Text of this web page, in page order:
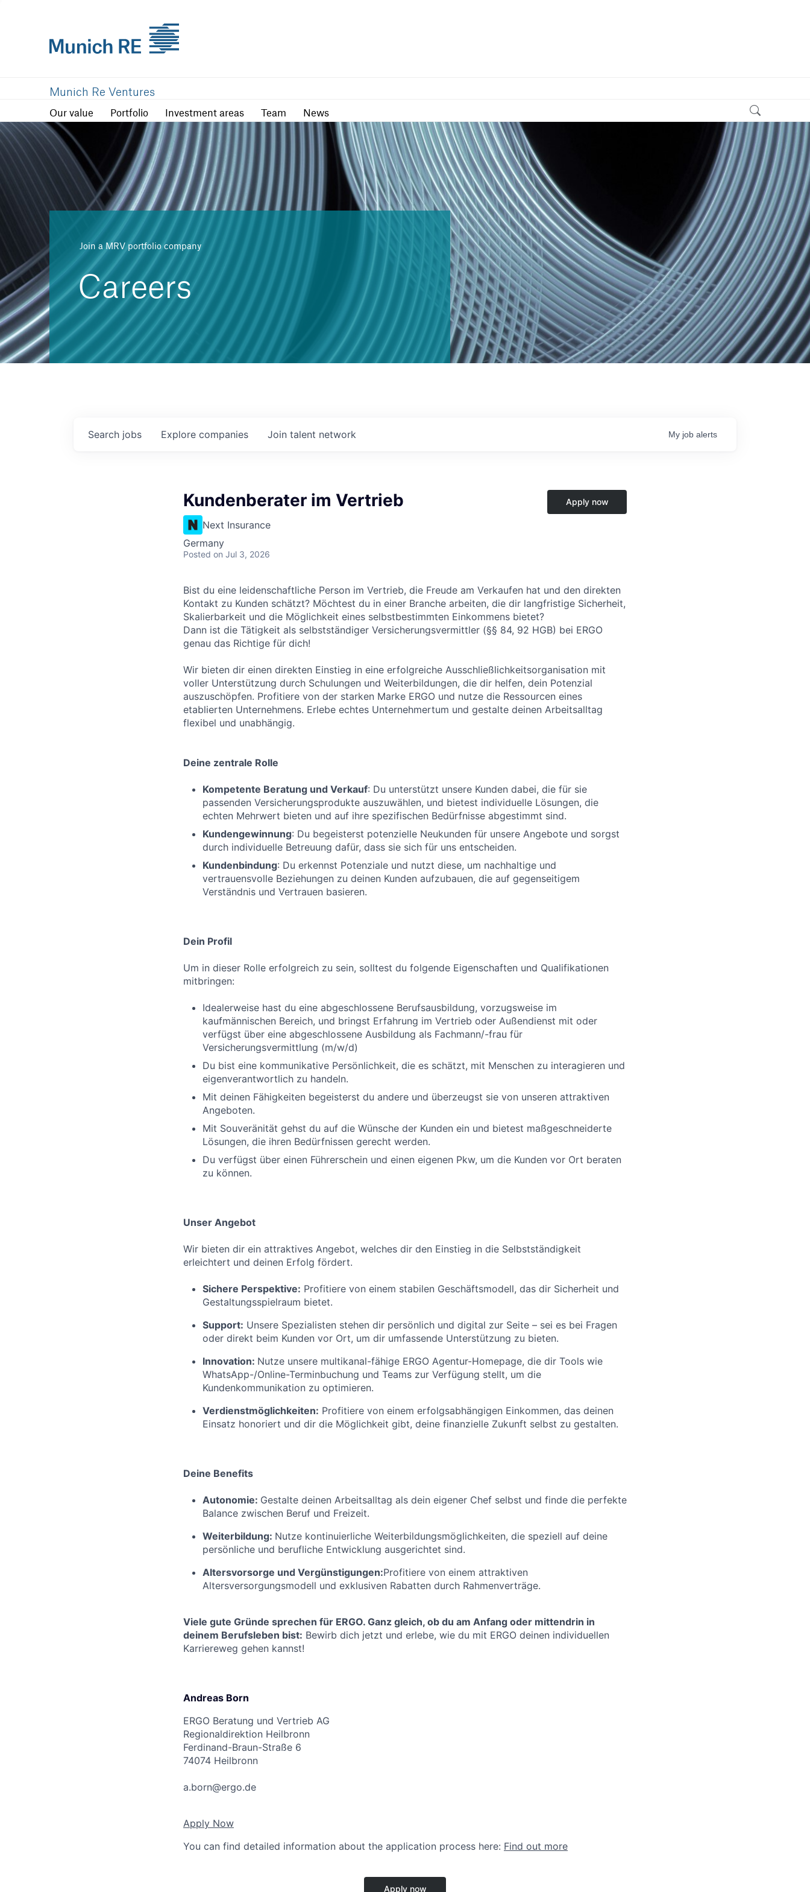
Munich Re Ventures
Our value Portfolio Investment areas Team News
Portfolio
Join a MRV portfolio company
Careers
Search jobs Explore companies Join talent network My job alerts
Kundenberater im Vertrieb
Next Insurance
Germany
Posted on Jul 3, 2026
Apply now
Bist du eine leidenschaftliche Person im Vertrieb, die Freude am Verkaufen hat und den direkten
Kontakt zu Kunden schätzt? Möchtest du in einer Branche arbeiten, die dir langfristige Sicherheit,
Skalierbarkeit und die Möglichkeit eines selbstbestimmten Einkommens bietet?
Dann ist die Tätigkeit als selbstständiger Versicherungsvermittler (§§ 84, 92 HGB) bei ERGO
genau das Richtige für dich!
Wir bieten dir einen direkten Einstieg in eine erfolgreiche Ausschließlichkeitsorganisation mit
voller Unterstützung durch Schulungen und Weiterbildungen, die dir helfen, dein Potenzial
auszuschöpfen. Profitiere von der starken Marke ERGO und nutze die Ressourcen eines
etablierten Unternehmens. Erlebe echtes Unternehmertum und gestalte deinen Arbeitsalltag
flexibel und unabhängig.
Deine zentrale Rolle
Kompetente Beratung und Verkauf: Du unterstützt unsere Kunden dabei, die für sie
passenden Versicherungsprodukte auszuwählen, und bietest individuelle Lösungen, die
echten Mehrwert bieten und auf ihre spezifischen Bedürfnisse abgestimmt sind.
Kundengewinnung: Du begeisterst potenzielle Neukunden für unsere Angebote und sorgst
durch individuelle Betreuung dafür, dass sie sich für uns entscheiden.
Kundenbindung: Du erkennst Potenziale und nutzt diese, um nachhaltige und
vertrauensvolle Beziehungen zu deinen Kunden aufzubauen, die auf gegenseitigem
Verständnis und Vertrauen basieren.
Dein Profil
Um in dieser Rolle erfolgreich zu sein, solltest du folgende Eigenschaften und Qualifikationen
mitbringen:
Idealerweise hast du eine abgeschlossene Berufsausbildung, vorzugsweise im
kaufmännischen Bereich, und bringst Erfahrung im Vertrieb oder Außendienst mit oder
verfügst über eine abgeschlossene Ausbildung als Fachmann/-frau für
Versicherungsvermittlung (m/w/d)
Du bist eine kommunikative Persönlichkeit, die es schätzt, mit Menschen zu interagieren und
eigenverantwortlich zu handeln.
Mit deinen Fähigkeiten begeisterst du andere und überzeugst sie von unseren attraktiven
Angeboten.
Mit Souveränität gehst du auf die Wünsche der Kunden ein und bietest maßgeschneiderte
Lösungen, die ihren Bedürfnissen gerecht werden.
Du verfügst über einen Führerschein und einen eigenen Pkw, um die Kunden vor Ort beraten
zu können.
Unser Angebot
Wir bieten dir ein attraktives Angebot, welches dir den Einstieg in die Selbstständigkeit
erleichtert und deinen Erfolg fördert.
Sichere Perspektive: Profitiere von einem stabilen Geschäftsmodell, das dir Sicherheit und
Gestaltungsspielraum bietet.
Support: Unsere Spezialisten stehen dir persönlich und digital zur Seite – sei es bei Fragen
oder direkt beim Kunden vor Ort, um dir umfassende Unterstützung zu bieten.
Innovation: Nutze unsere multikanal-fähige ERGO Agentur-Homepage, die dir Tools wie
WhatsApp-/Online-Terminbuchung und Teams zur Verfügung stellt, um die
Kundenkommunikation zu optimieren.
Verdienstmöglichkeiten: Profitiere von einem erfolgsabhängigen Einkommen, das deinen
Einsatz honoriert und dir die Möglichkeit gibt, deine finanzielle Zukunft selbst zu gestalten.
Deine Benefits
Autonomie: Gestalte deinen Arbeitsalltag als dein eigener Chef selbst und finde die perfekte
Balance zwischen Beruf und Freizeit.
Weiterbildung: Nutze kontinuierliche Weiterbildungsmöglichkeiten, die speziell auf deine
persönliche und berufliche Entwicklung ausgerichtet sind.
Altersvorsorge und Vergünstigungen:Profitiere von einem attraktiven
Altersversorgungsmodell und exklusiven Rabatten durch Rahmenverträge.
Viele gute Gründe sprechen für ERGO. Ganz gleich, ob du am Anfang oder mittendrin in
deinem Berufsleben bist: Bewirb dich jetzt und erlebe, wie du mit ERGO deinen individuellen
Karriereweg gehen kannst!
Andreas Born
ERGO Beratung und Vertrieb AG
Regionaldirektion Heilbronn
Ferdinand-Braun-Straße 6
74074 Heilbronn
a.born@ergo.de
Apply Now
You can find detailed information about the application process here: Find out more
Apply now